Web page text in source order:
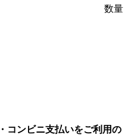
数量
コンビニ支払いをご利用の